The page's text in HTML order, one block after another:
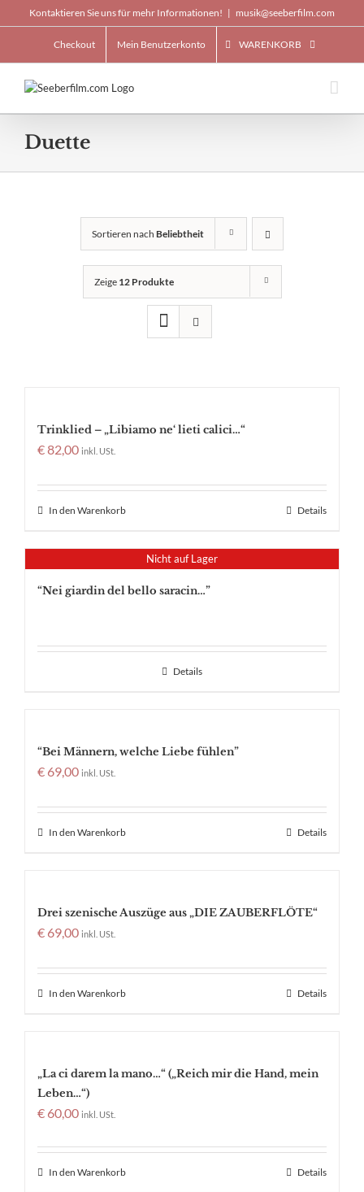
to
Kontaktieren Sie uns für mehr Informationen! | musik@seeberfilm.com
Checkout Mein Benutzerkonto WARENKORB
Duette
Sortieren nach Beliebtheit
Zeige 12 Produkte
Trinklied – „Libiamo ne‘ lieti calici…“
€82,00 inkl. USt.
In den Warenkorb Details
Nicht auf Lager
“Nei giardin del bello saracin…”
Details
“Bei Männern, welche Liebe fühlen”
€ 69,00 inkl. USt.
In den Warenkorb Details
Drei szenische Auszüge aus „DIE ZAUBERFLÖTE“
€ 69,00 inkl. USt.
In den Warenkorb Details
„La ci darem la mano…“ („Reich mir die Hand, mein
Leben…“)
€ 60,00 inkl. USt.
In den Warenkorb Details